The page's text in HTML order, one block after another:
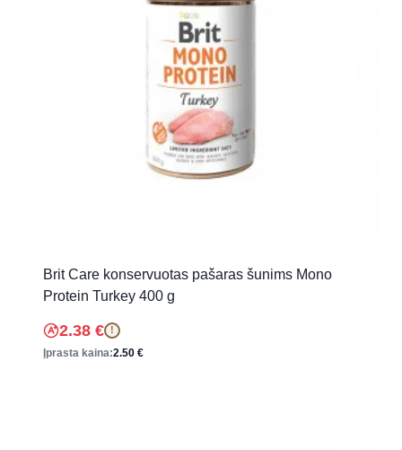
Brit Care konservuotas pašaras šunims Mono
Protein Turkey 400 g
2.38 € !
Įprasta kaina:2.50 €